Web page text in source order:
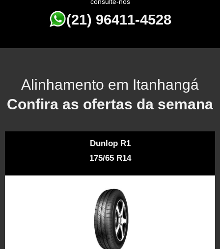
(21) 96411-4528
Alinhamento em Itanhangá
Confira as ofertas da semana
Dunlop R1
175/65 R14